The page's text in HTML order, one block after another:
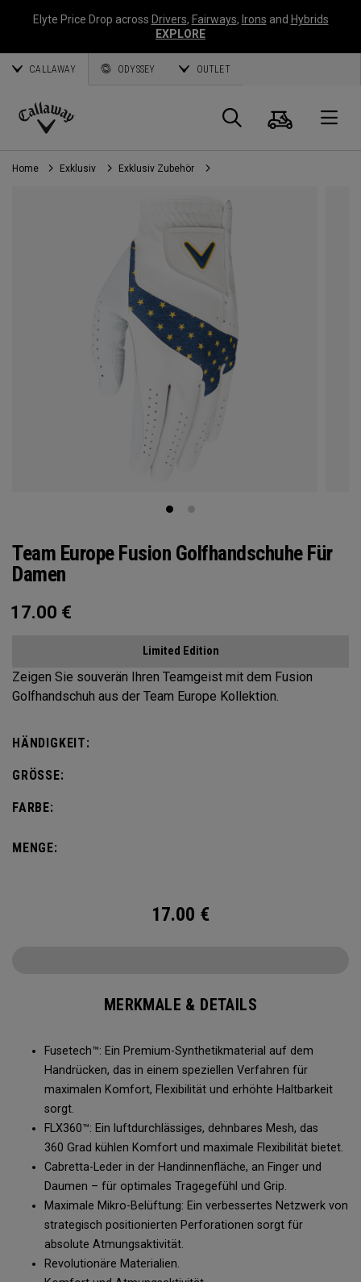
Elyte Price Drop across Drivers, Fairways, Irons and Hybrids
EXPLORE
CALLAWAY ODYSSEY OUTLET
Callaway
Golf
Suche
Home Exklusiv Exklusiv Zubehör
Team Europe Fusion Golfhandschuhe Für
Damen
17.00 €
Limited Edition
Zeigen Sie souverän Ihren Teamgeist mit dem Fusion
Golfhandschuh aus der Team Europe Kollektion.
HÄNDIGKEIT:
GRÖSSE:
FARBE:
MENGE:
17.00 €
MERKMALE & DETAILS
Fusetech™: Ein Premium-Synthetikmaterial auf dem
Handrücken, das in einem speziellen Verfahren für
maximalen Komfort, Flexibilität und erhöhte Haltbarkeit
sorgt.
FLX360™: Ein luftdurchlässiges, dehnbares Mesh, das
360 Grad kühlen Komfort und maximale Flexibilität bietet.
Cabretta-Leder in der Handinnenfläche, an Finger und
Daumen – für optimales Tragegefühl und Grip.
Maximale Mikro-Belüftung: Ein verbessertes Netzwerk von
strategisch positionierten Perforationen sorgt für
absolute Atmungsaktivität.
Revolutionäre Materialien.